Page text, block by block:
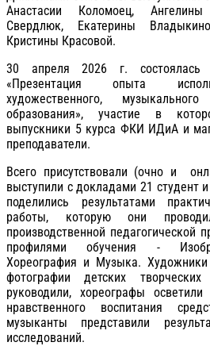
Анастасии Коломоец,
Свердлюк, Екатерины
Кристины Красовой.
30 апреля 2026 г. состоялась
«Презентация опыта
художественного,
образования», участие в
выпускники 5 курса ФКИ ИДиА и
преподаватели.
Всего присутствовали (очно и
выступили с докладами 21 студент
поделились результатами
работы, которую они
производственной педагогической
профилями обучения -
Хореография и Музыка.
фотографии детских
руководили, хореографы
нравственного воспитания
музыканты представили
исследований.